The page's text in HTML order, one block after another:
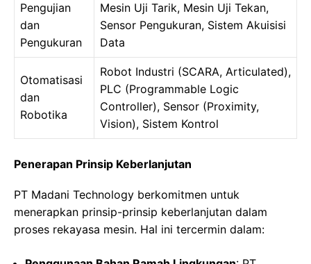
Pengujian
dan
Pengukuran
Mesin Uji Tarik, Mesin Uji Tekan,
Sensor Pengukuran, Sistem Akuisisi
Data
Otomatisasi
dan
Robotika
Robot Industri (SCARA, Articulated),
PLC (Programmable Logic
Controller), Sensor (Proximity,
Vision), Sistem Kontrol
Penerapan Prinsip Keberlanjutan
PT Madani Technology berkomitmen untuk
menerapkan prinsip-prinsip keberlanjutan dalam
proses rekayasa mesin. Hal ini tercermin dalam: